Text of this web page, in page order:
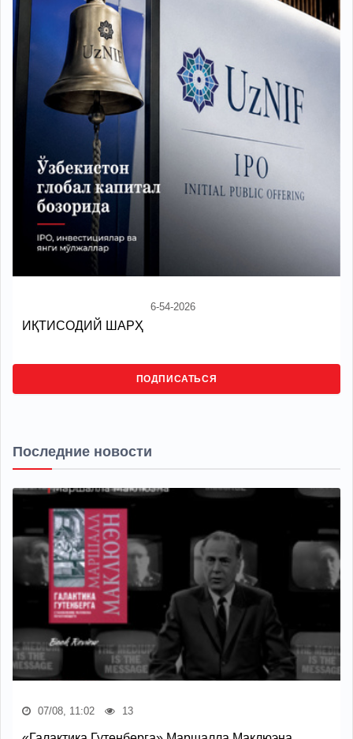
6-54-2026
ИҚТИСОДИЙ ШАРҲ
ПОДПИСАТЬСЯ
Последние новости
07/08, 11:02 13